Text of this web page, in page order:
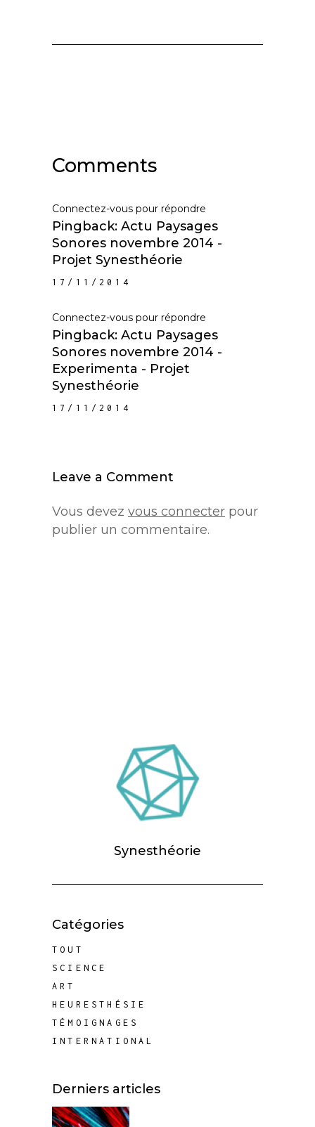
Comments
Connectez-vous pour répondre
Pingback: Actu Paysages
Sonores novembre 2014 -
Projet Synesthéorie
17/11/2014
Connectez-vous pour répondre
Pingback: Actu Paysages
Sonores novembre 2014 -
Experimenta - Projet
Synesthéorie
17/11/2014
Leave a Comment
Vous devez vous connecter pour
publier un commentaire.
Synesthéorie
Catégories
TOUT
SCIENCE
ART
HEURESTHÉSIE
TÉMOIGNAGES
INTERNATIONAL
Derniers articles